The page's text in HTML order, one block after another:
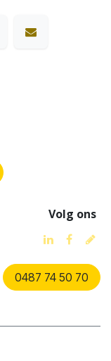
Volg ons
0487 74 50 70